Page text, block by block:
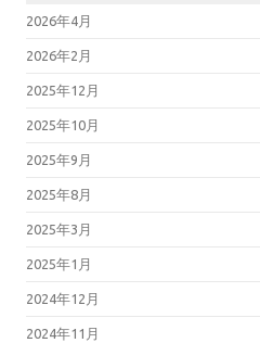
2026年4月
2026年2月
2025年12月
2025年10月
2025年9月
2025年8月
2025年3月
2025年1月
2024年12月
2024年11月